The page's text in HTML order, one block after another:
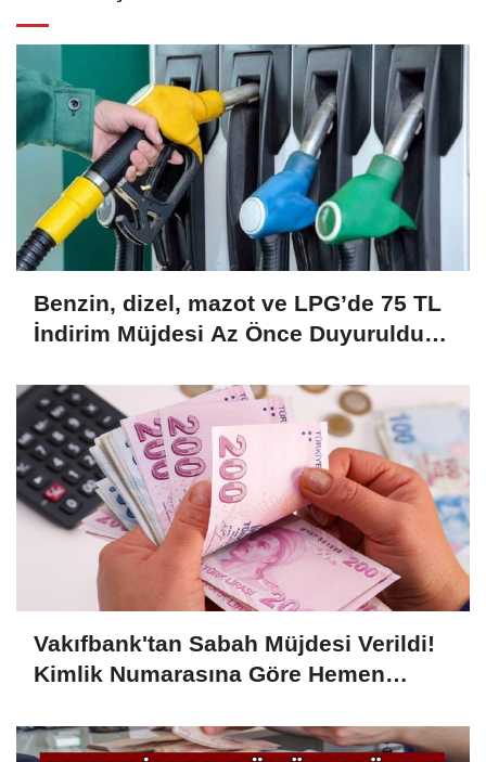
Benzin, dizel, mazot ve LPG’de 75 TL
İndirim Müjdesi Az Önce Duyuruldu!
Hemen Başvurun....
Vakıfbank'tan Sabah Müjdesi Verildi!
Kimlik Numarasına Göre Hemen